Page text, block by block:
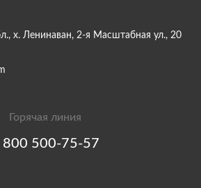
х. Ленинаван, 2-я Масштабная ул., 20
Горячая линия
800 500-75-57